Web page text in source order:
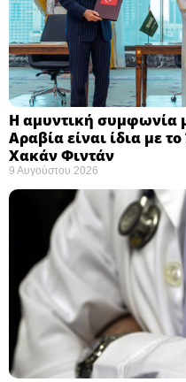
Η αμυντική συμφωνία
Αραβία είναι ίδια με
Χακάν Φιντάν ​
9 Αυγούστου 2026